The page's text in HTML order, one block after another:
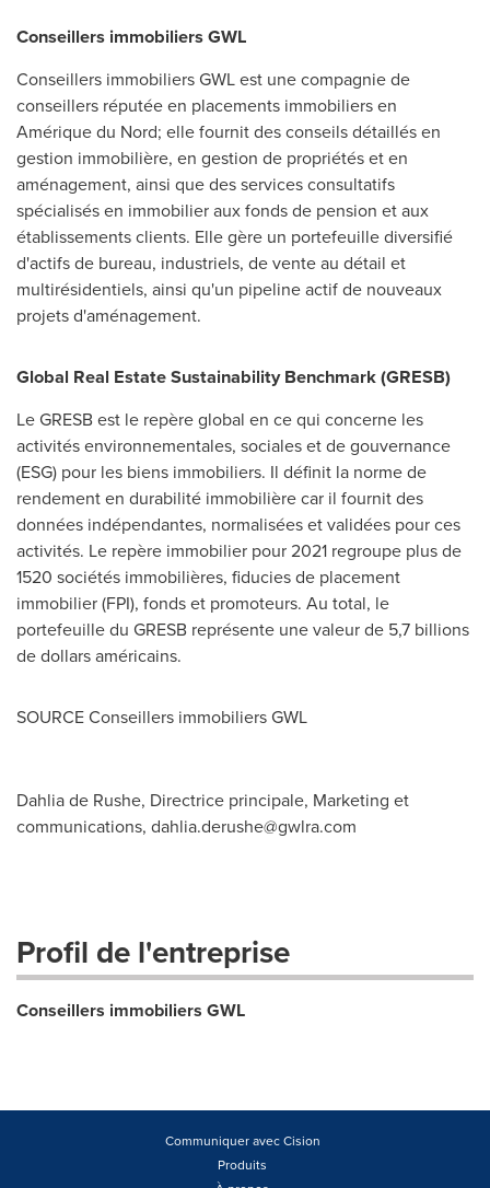
Conseillers immobiliers GWL
Conseillers immobiliers GWL est une compagnie de
conseillers réputée en placements immobiliers en
Amérique du Nord; elle fournit des conseils détaillés en
gestion immobilière, en gestion de propriétés et en
aménagement, ainsi que des services consultatifs
spécialisés en immobilier aux fonds de pension et aux
établissements clients. Elle gère un portefeuille diversifié
d'actifs de bureau, industriels, de vente au détail et
multirésidentiels, ainsi qu'un pipeline actif de nouveaux
projets d'aménagement.
Global Real Estate Sustainability Benchmark (GRESB)
Le GRESB est le repère global en ce qui concerne les
activités environnementales, sociales et de gouvernance
(ESG) pour les biens immobiliers. Il définit la norme de
rendement en durabilité immobilière car il fournit des
données indépendantes, normalisées et validées pour ces
activités. Le repère immobilier pour 2021 regroupe plus de
1520 sociétés immobilières, fiducies de placement
immobilier (FPI), fonds et promoteurs. Au total, le
portefeuille du GRESB représente une valeur de 5,7 billions
de dollars américains.
SOURCE Conseillers immobiliers GWL
Dahlia de Rushe, Directrice principale, Marketing et
communications, dahlia.derushe@gwlra.com
Profil de l'entreprise
Conseillers immobiliers GWL
Communiquer avec Cision
Produits